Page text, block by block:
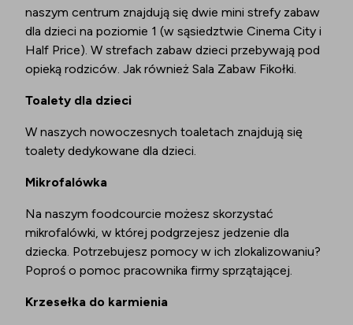
naszym centrum znajdują się dwie mini strefy zabaw
dla dzieci na poziomie 1 (w sąsiedztwie Cinema City i
Half Price). W strefach zabaw dzieci przebywają pod
opieką rodziców. Jak również Sala Zabaw Fikołki.
Toalety dla dzieci
W naszych nowoczesnych toaletach znajdują się
toalety dedykowane dla dzieci.
Mikrofalówka
Na naszym foodcourcie możesz skorzystać
mikrofalówki, w której podgrzejesz jedzenie dla
dziecka. Potrzebujesz pomocy w ich zlokalizowaniu?
Poproś o pomoc pracownika firmy sprzątającej.
Krzesełka do karmienia